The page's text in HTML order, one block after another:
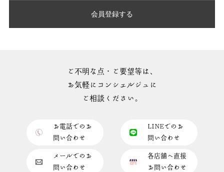
会員登録する
ご不明な点・ご要望等は、
お気軽にコンシェルジュに
ご相談ください。
お電話でのお
問い合わせ
LINEでのお
問い合わせ
メールでのお
問い合わせ
各店舗へ直接
お問い合わせ